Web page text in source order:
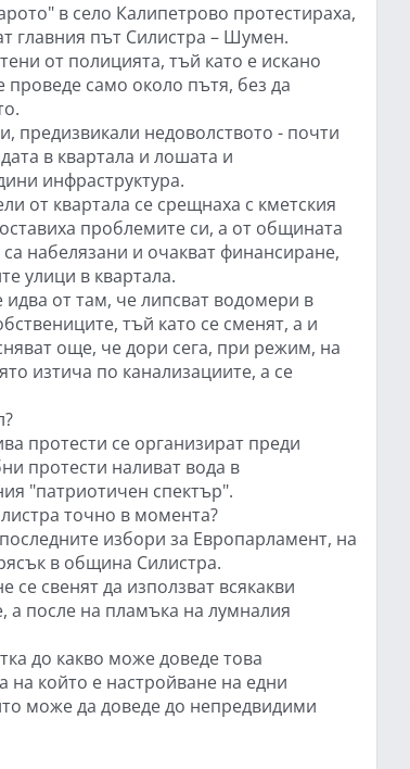
в село Калипетрово протестираха,
главния път Силистра – Шумен.
от полицията, тъй като е искано
проведе само около пътя, без да
предизвикали недоволството - почти
в квартала и лошата и
инфраструктура.
от квартала се срещнаха с кметския
проблемите си, а от общината
набелязани и очакват финансиране,
улици в квартала.
от там, че липсват водомери в
тъй като се сменят, а и
още, че дори сега, при режим, на
изтича по канализациите, а се
протести се организират преди
протести наливат вода в
"патриотичен спектър".
точно в момента?
избори за Европарламент, на
в община Силистра.
свенят да използват всякакви
а после на пламъка на лумналия
до какво може доведе това
на който е настройване на едни
може да доведе до непредвидими